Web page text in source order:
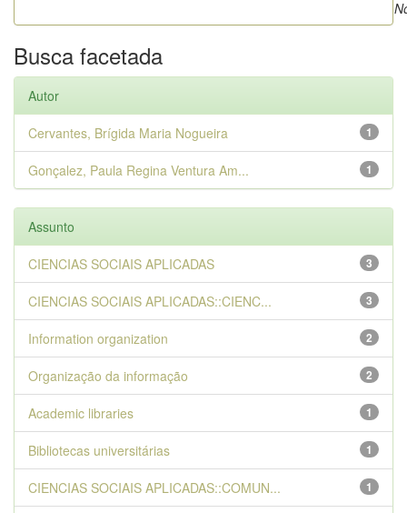
Busca facetada
Autor
1
Cervantes, Brígida Maria Nogueira
1
Gonçalez, Paula Regina Ventura Am...
Assunto
3
CIENCIAS SOCIAIS APLICADAS
3
CIENCIAS SOCIAIS APLICADAS::CIENC...
2
Information organization
2
Organização da informação
1
Academic libraries
1
Bibliotecas universitárias
1
CIENCIAS SOCIAIS APLICADAS::COMUN...